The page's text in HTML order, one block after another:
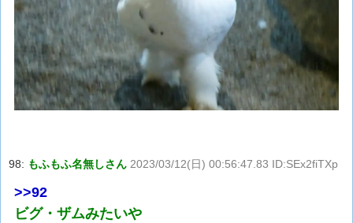
98: もふもふ名無しさん 2023/03/12(日) 00:56:47.83 ID:SEx2fiTXp
>>92
ビグ・ザムみたいや